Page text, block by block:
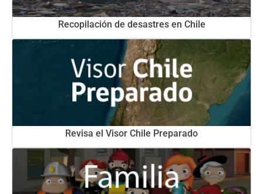
Recopilación de desastres en Chile
Revisa el Visor Chile Preparado